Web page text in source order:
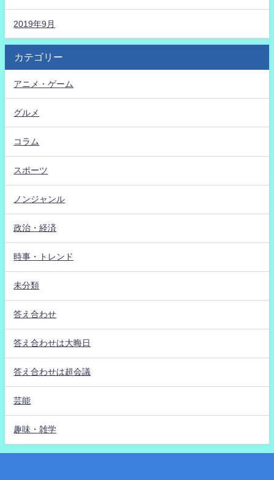
2019年9月
カテゴリー
アニメ・ゲーム
グルメ
コラム
スポーツ
ノンジャンル
政治・経済
時事・トレンド
未分類
答え合わせ
答え合わせは大晦日
答え合わせは超会議
芸能
趣味・雑学